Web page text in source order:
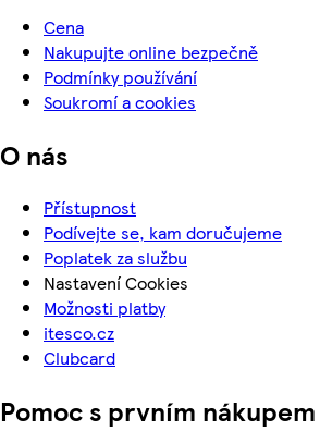
Cena
Nakupujte online bezpečně
Podmínky používání
Soukromí a cookies
O nás
Přístupnost
Podívejte se, kam doručujeme
Poplatek za službu
Nastavení Cookies
Možnosti platby
itesco.cz
Clubcard
Pomoc s prvním nákupem